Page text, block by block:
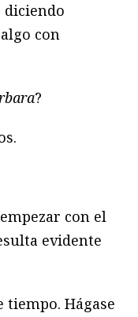
diciendo
con
?
con el
evidente
Hágase